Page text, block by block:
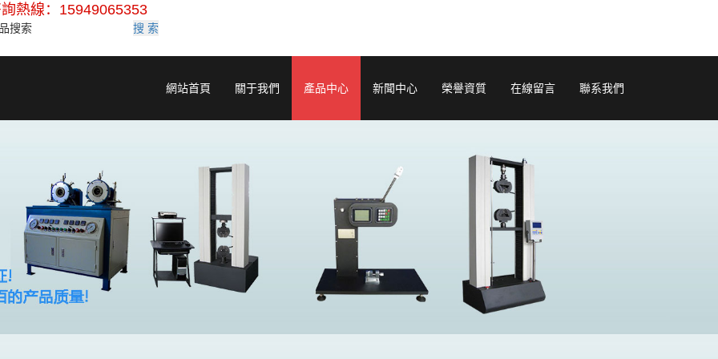
熱線：15949065353
搜 索
網站首頁 關于我們 產品中心 新聞中心 榮譽資質 在線留言 聯系我們